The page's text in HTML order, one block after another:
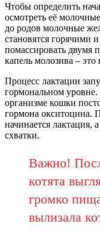
Чтобы определить
осмотреть её
до родов молочные
становятся горячими
помассировать двумя
капель молозива – это
Процесс лактации
гормональном уровне.
организме кошки
гормона окситоцина.
начинается лактация,
схватки.
Важно!
котята
громко
вылизала